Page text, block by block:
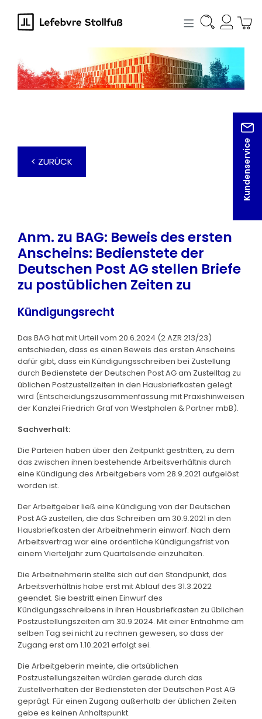
springen
Kundenservice
< ZURÜCK
Anm. zu BAG: Beweis des ersten
Anscheins: Bedienstete der
Deutschen Post AG stellen Briefe
zu postüblichen Zeiten zu
Kündigungsrecht
Das BAG hat mit Urteil vom 20.6.2024 (2 AZR 213/23)
entschieden, dass es einen Beweis des ersten Anscheins
dafür gibt, dass ein Kündigungsschreiben bei Zustellung
durch Bedienstete der Deutschen Post AG am Zustelltag zu
üblichen Postzustellzeiten in den Hausbriefkasten gelegt
wird (Entscheidungszusammenfassung mit Praxishinweisen
der Kanzlei Friedrich Graf von Westphalen & Partner mbB).
Sachverhalt:
Die Parteien haben über den Zeitpunkt gestritten, zu dem
das zwischen ihnen bestehende Arbeitsverhältnis durch
eine Kündigung des Arbeitgebers vom 28.9.2021 aufgelöst
worden ist.
Der Arbeitgeber ließ eine Kündigung von der Deutschen
Post AG zustellen, die das Schreiben am 30.9.2021 in den
Hausbriefkasten der Arbeitnehmerin einwarf. Nach dem
Arbeitsvertrag war eine ordentliche Kündigungsfrist von
einem Vierteljahr zum Quartalsende einzuhalten.
Die Arbeitnehmerin stellte sich auf den Standpunkt, das
Arbeitsverhältnis habe erst mit Ablauf des 31.3.2022
geendet. Sie bestritt einen Einwurf des
Kündigungsschreibens in ihren Hausbriefkasten zu üblichen
Postzustellungszeiten am 30.9.2024. Mit einer Entnahme am
selben Tag sei nicht zu rechnen gewesen, so dass der
Zugang erst am 1.10.2021 erfolgt sei.
Die Arbeitgeberin meinte, die ortsüblichen
Postzustellungszeiten würden gerade durch das
Zustellverhalten der Bediensteten der Deutschen Post AG
geprägt. Für einen Zugang außerhalb der üblichen Zeiten
gebe es keinen Anhaltspunkt.